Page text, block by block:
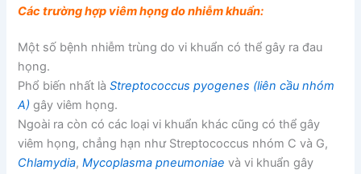
Các trường hợp viêm họng do nhiễm khuẩn:
Một số bệnh nhiễm trùng do vi khuẩn có thể gây ra đau
họng.
Phổ biến nhất làStreptococcus pyogenes (liên cầu nhóm
A) gây viêm họng.
Ngoài ra còn có các loại vi khuẩn khác cũng có thể gây
viêm họng, chẳng hạn như Streptococcus nhóm C và G,
Chlamydia,Mycoplasma pneumoniaevà vi khuẩn gây